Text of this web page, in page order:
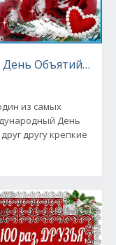
Объятий -
из самых
День
другу крепкие